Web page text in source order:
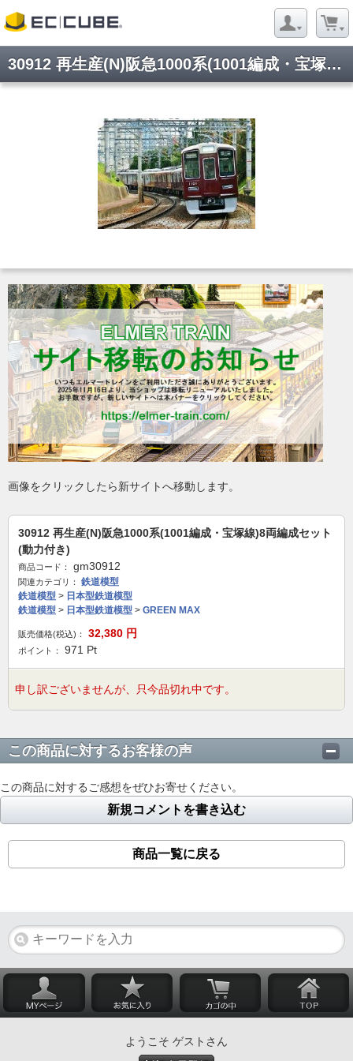
30912 再生産(N)阪急1000系(1001編成・宝塚線)8両編成セット(動力付き)
画像をクリックしたら新サイトへ移動します。
30912 再生産(N)阪急1000系(1001編成・宝塚線)8両編成セット
(動力付き)
商品コード： gm30912
関連カテゴリ：
鉄道模型
鉄道模型 > 日本型鉄道模型
鉄道模型 > 日本型鉄道模型 > GREEN MAX
販売価格(税込)： 32,380 円
ポイント： 971 Pt
申し訳ございませんが、只今品切れ中です。
この商品に対するお客様の声
この商品に対するご感想をぜひお寄せください。
新規コメントを書き込む
商品一覧に戻る
ようこそ ゲストさん